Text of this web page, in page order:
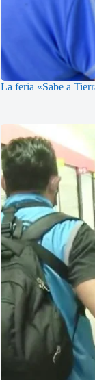
La feria «Sabe a